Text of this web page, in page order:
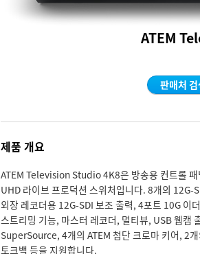
ATEM
판매처 검
제품 개요
ATEM Television Studio 4K8은 방송용 컨트롤 패
UHD 라이브 프로덕션 스위처입니다. 8개의 12G-
외장 레코더용 12G-SDI 보조 출력, 4포트 10G 이
스트리밍 기능, 마스터 레코더, 멀티뷰, USB 웹캠
SuperSource, 4개의 ATEM 첨단 크로마 키어, 2
토크백 등을 지원합니다.